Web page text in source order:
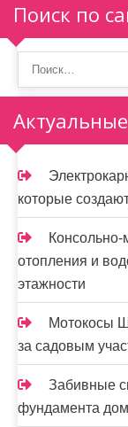
Поиск по
которые
отопления и
этажности
Мотокосы
за садовым
Забивные
фундамента